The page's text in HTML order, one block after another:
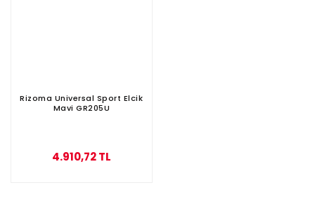
Rizoma Universal Sport Elcik
Mavi GR205U
4.910,72 TL